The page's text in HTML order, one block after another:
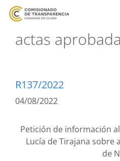
actas
R137/2022
04/08/2022
Petición de información
Lucía de Tirajana sobre
de